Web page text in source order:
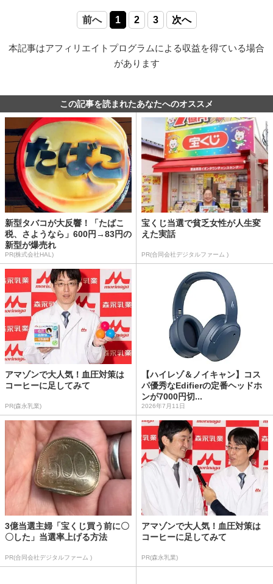
前へ 1 2 3 次へ
本記事はアフィリエイトプログラムによる収益を得ている場合
があります
この記事を読まれたあなたへのオススメ
新型タバコが大反響！「たばこ
税、さようなら」600円→83円の
新型が爆売れ
PR(株式会社HAL)
宝くじ当選で貧乏女性が人生変
えた実話
PR(合同会社デジタルファーム )
アマゾンで大人気！血圧対策は
コーヒーに足してみて
PR(森永乳業)
【ハイレゾ＆ノイキャン】コス
パ優秀なEdifierの定番ヘッドホ
ンが7000円切...
2026年7月11日
3億当選主婦「宝くじ買う前に〇
〇した」当選率上げる方法
PR(合同会社デジタルファーム )
アマゾンで大人気！血圧対策は
コーヒーに足してみて
PR(森永乳業)